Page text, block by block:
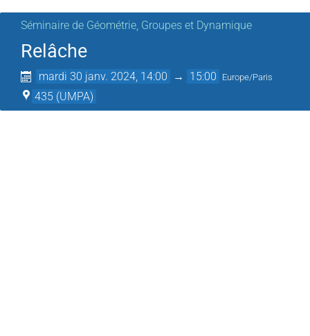
Séminaire de Géométrie, Groupes et Dynamique
Relâche
mardi 30 janv. 2024, 14:00 → 15:00 Europe/Paris
435 (UMPA)